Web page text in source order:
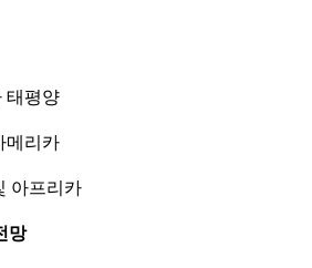
평양
리카
프리카
망